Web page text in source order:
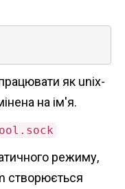
як unix-
на ім'я.
режиму,
створюється